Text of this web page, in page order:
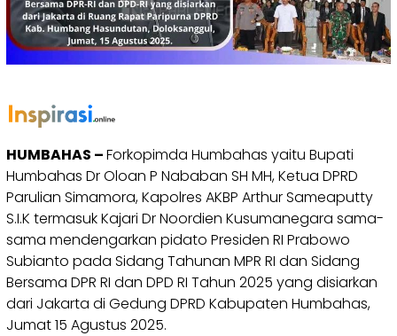
HUMBAHAS –Forkopimda Humbahas yaitu Bupati
Humbahas Dr Oloan P Nababan SH MH, Ketua DPRD
Parulian Simamora, Kapolres AKBP Arthur Sameaputty
S.I.K termasuk Kajari Dr Noordien Kusumanegara sama-
sama mendengarkan pidato Presiden RI Prabowo
Subianto pada Sidang Tahunan MPR RI dan Sidang
Bersama DPR RI dan DPD RI Tahun 2025 yang disiarkan
dari Jakarta di Gedung DPRD Kabupaten Humbahas,
Jumat 15 Agustus 2025.